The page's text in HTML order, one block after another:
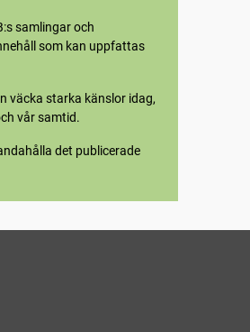
samlingar och
som kan uppfattas
väcka starka känslor idag,
vår samtid.
det publicerade